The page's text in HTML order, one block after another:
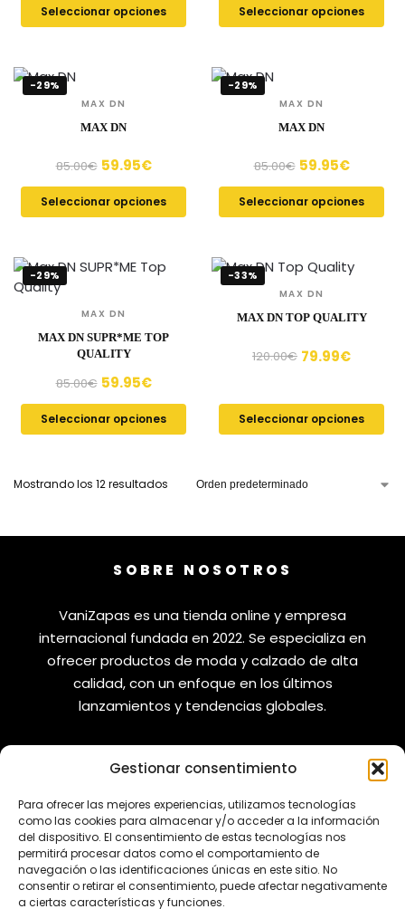
Gestionar consentimiento
Para ofrecer las mejores experiencias, utilizamos tecnologías
como las cookies para almacenar y/o acceder a la información
del dispositivo. El consentimiento de estas tecnologías nos
permitirá procesar datos como el comportamiento de
navegación o las identificaciones únicas en este sitio. No
consentir o retirar el consentimiento, puede afectar negativamente
a ciertas características y funciones.
Seleccionar opciones Seleccionar opciones
-29%
MAX DN
MAX DN
85.00€ 59.95€
Seleccionar opciones
-29%
MAX DN
MAX DN
85.00€ 59.95€
Seleccionar opciones
-29%
MAX DN
MAX DN SUPR*ME TOP
QUALITY
85.00€ 59.95€
Seleccionar opciones
-33%
MAX DN
MAX DN TOP QUALITY
120.00€ 79.99€
Seleccionar opciones
Mostrando los 12 resultados
SOBRE NOSOTROS
VaniZapas es una tienda online y empresa
internacional fundada en 2022. Se especializa en
ofrecer productos de moda y calzado de alta
calidad, con un enfoque en los últimos
lanzamientos y tendencias globales.
VANIZAPAS
Envíos
Reembolsos
Cambios y Devoluciones
LEGAL
Aviso Legal
Política de Privacidad
Política de Cookies